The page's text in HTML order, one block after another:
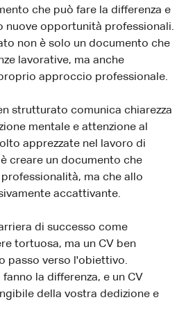
che può fare la differenza e
nuove opportunità professionali.
non è solo un documento che
lavorative, ma anche
approccio professionale.
strutturato comunica chiarezza
mentale e attenzione al
apprezzate nel lavoro di
creare un documento che
ma che allo
accattivante.
di successo come
tortuosa, ma un CV ben
passo verso l'obiettivo.
la differenza, e un CV
della vostra dedizione e